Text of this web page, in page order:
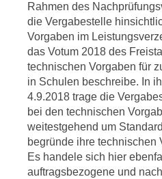
Rahmen des
die Vergabestelle
Vorgaben im
das Votum 2018 des
technischen Vorgaben für
in Schulen beschreibe. In
4.9.2018 trage die
bei den technischen
weitestgehend um
begründe ihre technischen
Es handele sich hier
auftragsbezogene und